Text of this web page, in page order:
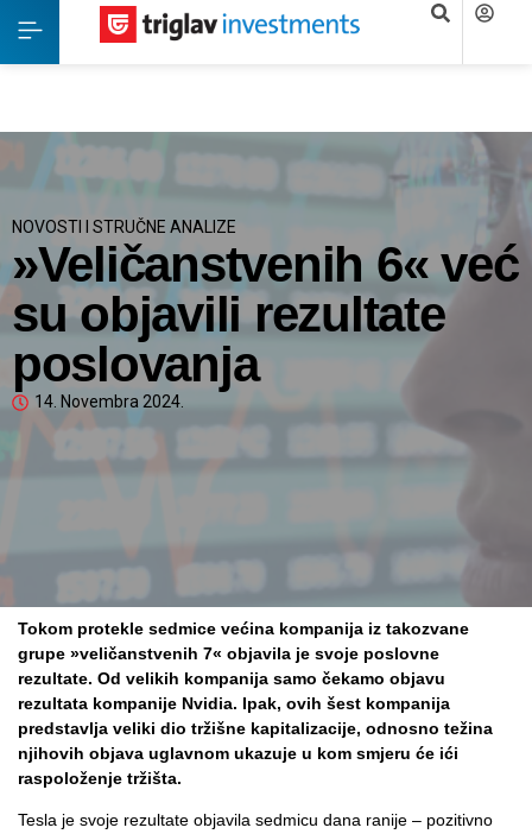
NOVOSTI I STRUČNE ANALIZE
»Veličanstvenih 6« već
su objavili rezultate
poslovanja
14. Novembra 2024.
Tokom protekle sedmice većina kompanija iz takozvane
grupe »veličanstvenih 7« objavila je svoje poslovne
rezultate. Od velikih kompanija samo čekamo objavu
rezultata kompanije Nvidia. Ipak, ovih šest kompanija
predstavlja veliki dio tržišne kapitalizacije, odnosno težina
njihovih objava uglavnom ukazuje u kom smjeru će ići
raspoloženje tržišta.
Tesla je svoje rezultate objavila sedmicu dana ranije – pozitivno